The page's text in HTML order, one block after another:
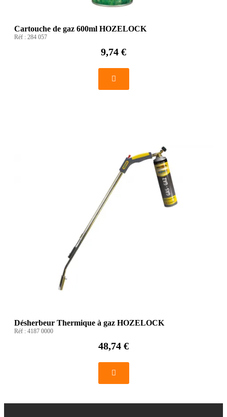
Cartouche de gaz 600ml HOZELOCK
Réf : 284 057
9,74 €
Désherbeur Thermique à gaz HOZELOCK
Réf : 4187 0000
48,74 €